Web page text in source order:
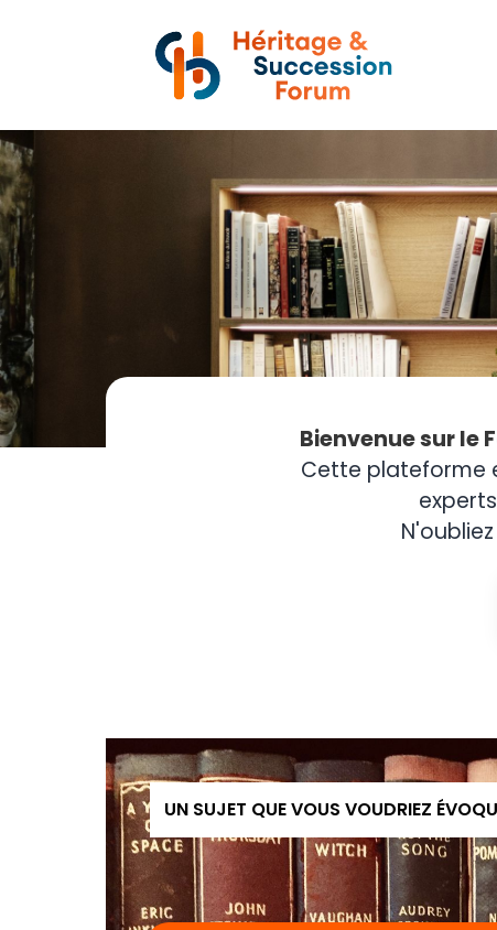
Bienvenue sur le
Cette plateforme
UN SUJET QUE VOUS VOUDRIEZ